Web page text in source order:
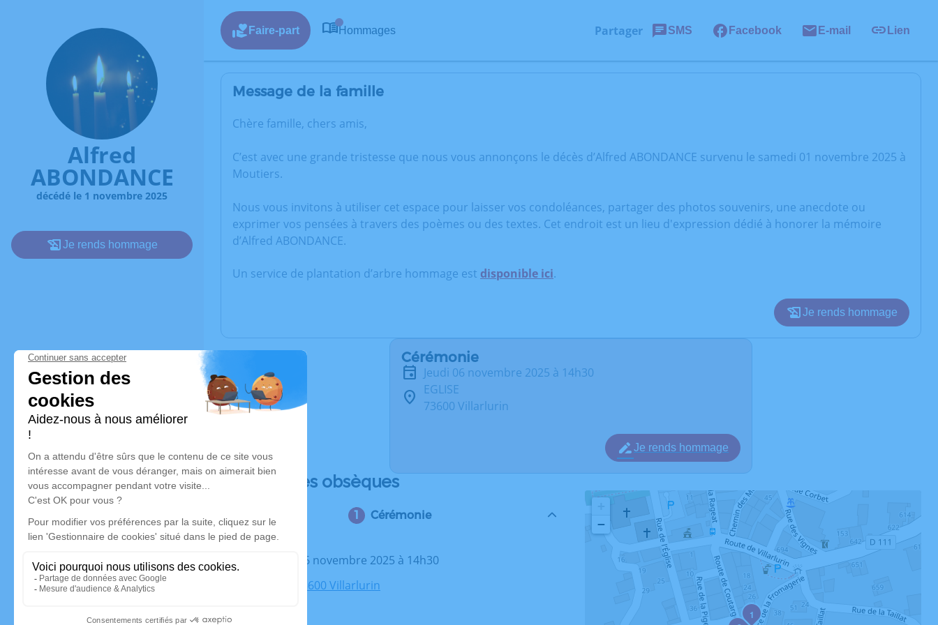
Alfred
ABONDANCE
décédé le 1 novembre 2025
Je rends hommage
Faire-part Hommages Partager SMS Facebook E-mail Lien
Message de la famille
Chère famille, chers amis,
C’est avec une grande tristesse que nous vous annonçons le décès d’Alfred ABONDANCE survenu le samedi 01 novembre 2025 à
Moutiers.
Nous vous invitons à utiliser cet espace pour laisser vos condoléances, partager des photos souvenirs, une anecdote ou
exprimer vos pensées à travers des poèmes ou des textes. Cet endroit est un lieu d'expression dédié à honorer la mémoire
d’Alfred ABONDANCE.
Un service de plantation d’arbre hommage est disponible ici.
Je rends hommage
Cérémonie
jeudi 06 novembre 2025 à 14h30
EGLISE
73600 Villarlurin
Je rends hommage
Déroulé des obsèques
Cérémonie
Le jeudi 06 novembre 2025 à 14h30
EGLISE, 73600 Villarlurin
1
−